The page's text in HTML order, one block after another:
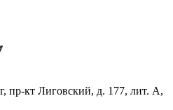
пр-кт Лиговский, д. 177, лит. А,